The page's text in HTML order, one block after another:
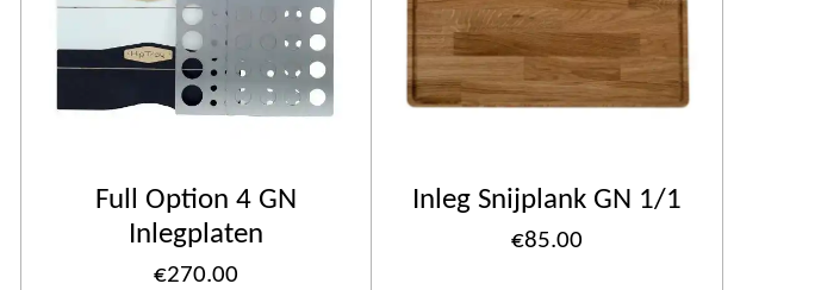
Full Option 4 GN
Inlegplaten
€270.00
Inleg Snijplank GN 1/1
€85.00